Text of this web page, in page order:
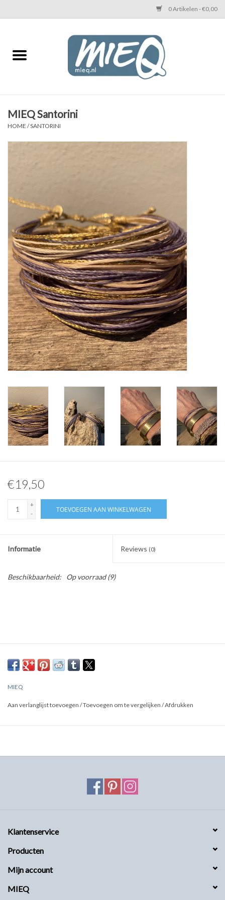
0 Artikelen - €0,00
Home
MIEQ's Setjes
MIEQ was een tijdje verdwenen
van Social Media
OVER MIEQ
MIEQ's sjaaltjes
Armbanden MIEQ
MIEQ Santorini
HOME /SANTORINI
€19,50
+
-
TOEVOEGEN AAN WINKELWAGEN
Informatie Reviews (0)
Beschikbaarheid: Op voorraad(9)
MIEQ
Aan verlanglijst toevoegen /Toevoegen om te vergelijken /Afdrukken
Klantenservice
Producten
Mijn account
MIEQ